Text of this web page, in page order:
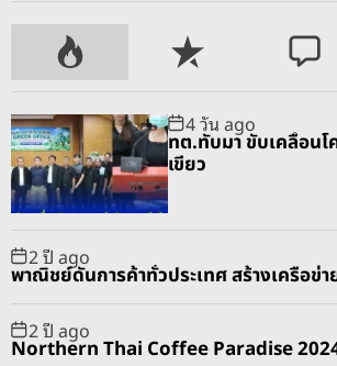
P
o
u
l
a
r
R
e
e
n
C
o
m
e
4 วัน ago
ทต.ทับมา ขับเคลื่อนโ
เขียว
2 ปี ago
พาณิชย์ดันการค้าทั่วประเทศ สร้างเครือข่
2 ปี ago
Northern Thai Coffee Paradise